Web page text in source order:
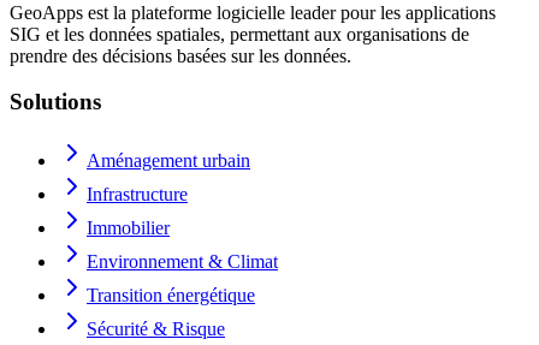
GeoApps est la plateforme logicielle leader pour les applications
SIG et les données spatiales, permettant aux organisations de
prendre des décisions basées sur les données.
Solutions
Aménagement urbain
Infrastructure
Immobilier
Environnement & Climat
Transition énergétique
Sécurité & Risque